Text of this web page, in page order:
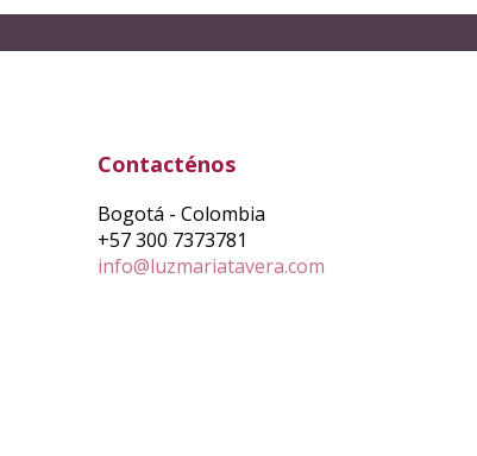
Contacténos
Bogotá - Colombia
+57 300 7373781
info@luzmariatavera.com